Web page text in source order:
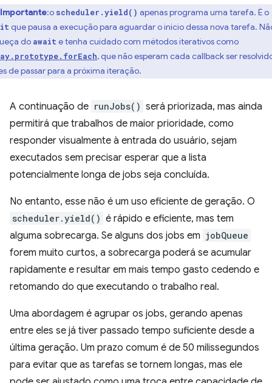
Importante:o scheduler.yield() apenas programa uma tarefa. É o
que pausa a execução para aguardar o início dessa nova tarefa.
do await e tenha cuidado com métodos iterativos como
, que não esperam cada callback ser
de passar para a próxima iteração.
A continuação de runJobs() será priorizada, mas ainda
permitirá que trabalhos de maior prioridade, como
responder visualmente à entrada do usuário, sejam
executados sem precisar esperar que a lista
potencialmente longa de jobs seja concluída.
No entanto, esse não é um uso eficiente de geração. O
scheduler.yield() é rápido e eficiente, mas tem
alguma sobrecarga. Se alguns dos jobs em jobQueue
forem muito curtos, a sobrecarga poderá se acumular
rapidamente e resultar em mais tempo gasto cedendo e
retomando do que executando o trabalho real.
Uma abordagem é agrupar os jobs, gerando apenas
entre eles se já tiver passado tempo suficiente desde a
última geração. Um prazo comum é de 50 milissegundos
para evitar que as tarefas se tornem longas, mas ele